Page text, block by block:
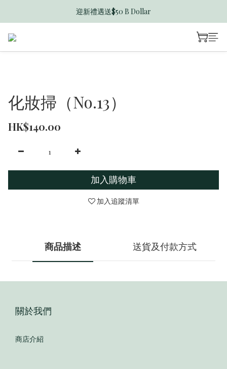
香港訂單滿$600免運費
迎新禮遇送$50 B Dollar
化妝掃（No.13）
HK$140.00
加入購物車
加入追蹤清單
商品描述 送貨及付款方式
關於我們
商店介紹